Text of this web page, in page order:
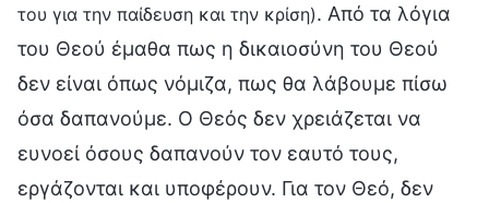
του για την παίδευση και την κρίση). Από τα λόγια
του Θεού έμαθα πως η δικαιοσύνη του Θεού
δεν είναι όπως νόμιζα, πως θα λάβουμε πίσω
όσα δαπανούμε. Ο Θεός δεν χρειάζεται να
ευνοεί όσους δαπανούν τον εαυτό τους,
εργάζονται και υποφέρουν. Για τον Θεό, δεν